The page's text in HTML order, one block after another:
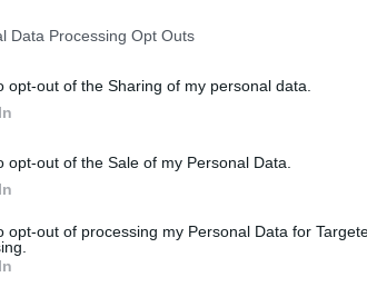
Data Processing Opt Outs
opt-out of the Sharing of my personal data.
opt-out of the Sale of my Personal Data.
opt-out of processing my Personal Data for